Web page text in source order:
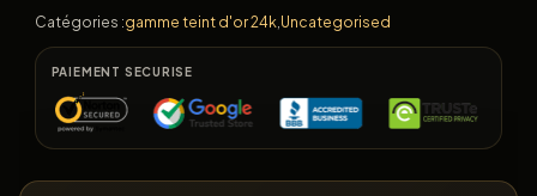
Catégories :gamme teint d'or 24k, Uncategorised
PAIEMENT SECURISE